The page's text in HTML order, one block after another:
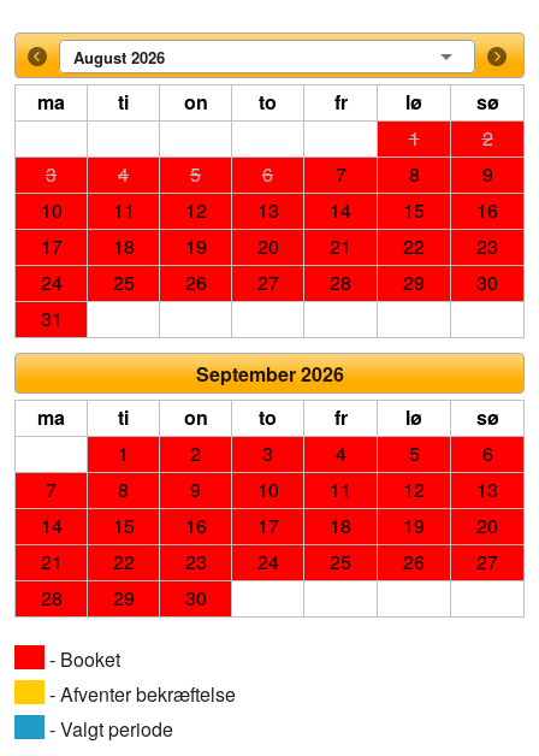
August 2026
ma ti on to fr lø
sø
1
2
3
4 5 6 7 8
9
10
11 12 13 14 15
16
17
18 19 20 21 22
23
24
25 26 27 28 29
30
31
September 2026
ma
ti on to fr lø
sø
1
2 3 4 5
6
7
8 9 10 11 12
13
14
15 16 17 18 19
20
21
22 23 24 25 26
27
28
29 30
- Booket
- Afventer bekræftelse
- Valgt periode